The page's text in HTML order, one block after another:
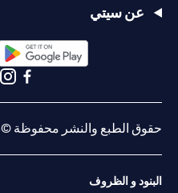
عن سيتي
حقوق الطبع والنشر محفوظة ©2026 سيتي جروب انك.
البنود و الظروف